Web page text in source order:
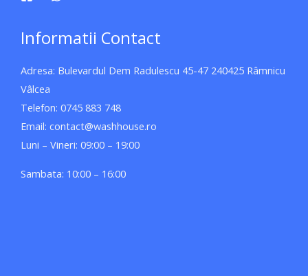
Informatii Contact
Adresa: Bulevardul Dem Radulescu 45-47 240425 Râmnicu
Vâlcea
Telefon: 0745 883 748
Email: contact@washhouse.ro
Luni – Vineri: 09:00 – 19:00
Sambata: 10:00 – 16:00